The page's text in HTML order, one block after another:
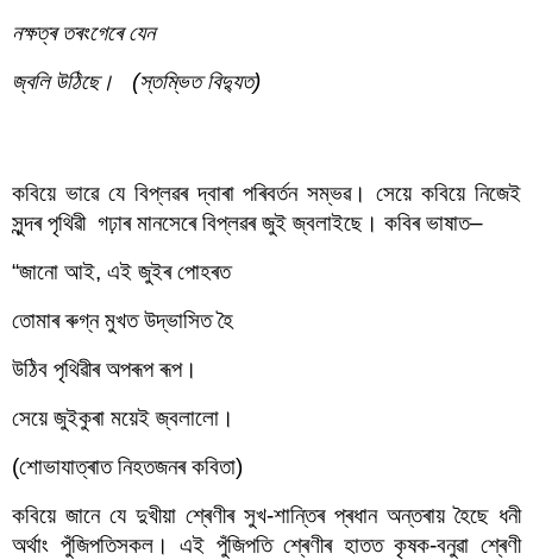
নক্ষত্ৰ তৰংগেৰে যেন
জ্বলি উঠিছে।   (স্তম্ভিত বিদ্যুত)
কবিয়ে ভাৱে যে বিপ্লৱৰ দ্বাৰা পৰিবৰ্তন সম্ভৱ। সেয়ে কবিয়ে নিজেই
সুন্দৰ পৃথিৱী  গঢ়াৰ মানসেৰে বিপ্লৱৰ জুই জ্বলাইছে। কবিৰ ভাষাত–
“জানো আই, এই জুইৰ পোহৰত
তোমাৰ ৰুগ্ন মুখত উদ্ভাসিত হৈ
উঠিব পৃথিৱীৰ অপৰূপ ৰূপ।
সেয়ে জুইকুৰা ময়েই জ্বলালো।
(শোভাযাত্ৰাত নিহতজনৰ কবিতা)
কবিয়ে জানে যে দুখীয়া শ্ৰেণীৰ সুখ-শান্তিৰ প্ৰধান অন্তৰায় হৈছে ধনী
অৰ্থাং পুঁজিপতিসকল। এই পুঁজিপতি শ্ৰেণীৰ হাতত কৃষক-বনুৱা শ্ৰেণী